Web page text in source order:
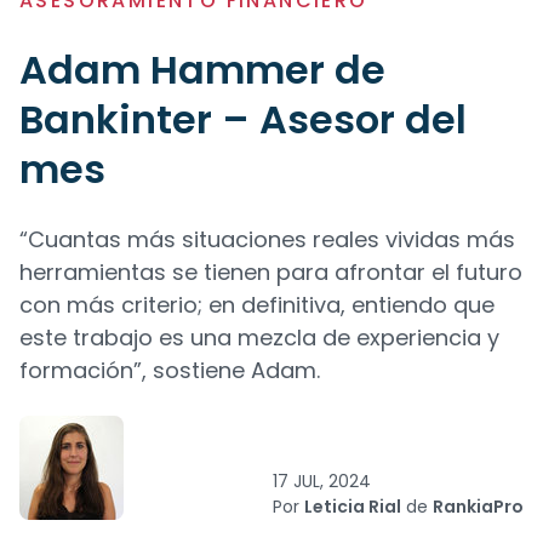
Adam Hammer de
Bankinter – Asesor del
mes
“Cuantas más situaciones reales vividas más
herramientas se tienen para afrontar el futuro
con más criterio; en definitiva, entiendo que
este trabajo es una mezcla de experiencia y
formación”, sostiene Adam.
17 JUL, 2024
Por Leticia Rial de RankiaPro